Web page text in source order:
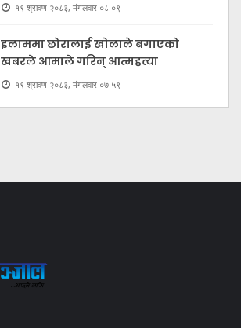
१९ श्रावण २०८३, मंगलवार ०८:०९
इलाममा छोरालाई खोलाले बगाएकाे
खबरले आमाले गरिन् आत्महत्या
१९ श्रावण २०८३, मंगलवार ०७:५९